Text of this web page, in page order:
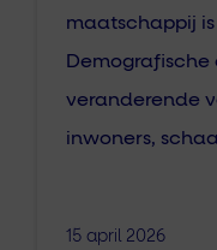
maatschappij
veranderende
inwoners,
15 april 2026